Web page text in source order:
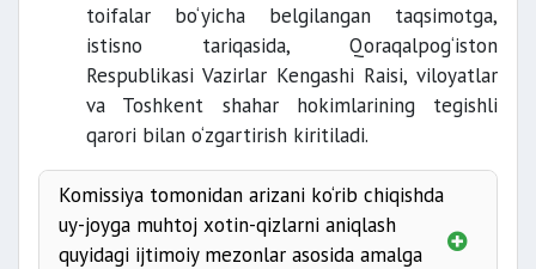
I toifaga kiradigan shaharlarda hamda
Toshkent shahrining tumanlarida
II toifaga kiradigan shaharlarda
toifalar bo‘yicha belgilangan taqsimotga,
istisno tariqasida, Qoraqalpog‘iston
Respublikasi Vazirlar Kengashi Raisi, viloyatlar
va Toshkent shahar hokimlarining tegishli
qarori bilan o‘zgartirish kiritiladi.
Komissiya tomonidan arizani ko‘rib chiqishda
uy-joyga muhtoj xotin-qizlarni aniqlash
quyidagi ijtimoiy mezonlar asosida amalga